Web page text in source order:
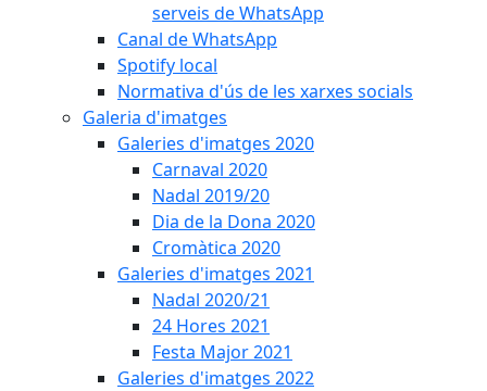
serveis de WhatsApp
Canal de WhatsApp
Spotify local
Normativa d'ús de les xarxes socials
Galeria d'imatges
Galeries d'imatges 2020
Carnaval 2020
Nadal 2019/20
Dia de la Dona 2020
Cromàtica 2020
Galeries d'imatges 2021
Nadal 2020/21
24 Hores 2021
Festa Major 2021
Galeries d'imatges 2022